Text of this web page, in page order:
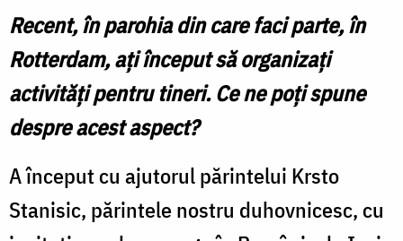
Recent, în parohia din care faci parte, în
Rotterdam, ați început să organizați
activități pentru tineri. Ce ne poți spune
despre acest aspect?
A început cu ajutorul părintelui Krsto
Stanisic, părintele nostru duhovnicesc, cu